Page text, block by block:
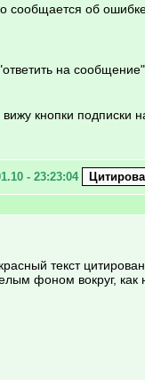
сообщается об
на сообщение"
кнопки подписки
- 23:23:04
текст
фоном вокруг, как